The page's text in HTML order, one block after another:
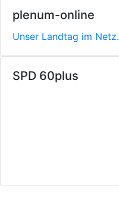
plenum-online
Unser Landtag im Netz.
SPD 60plus